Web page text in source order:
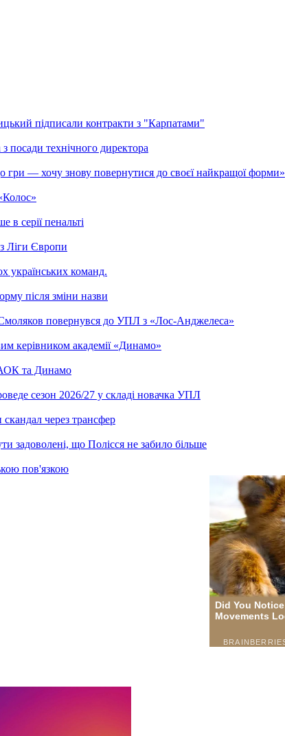
підписали контракти з "Карпатами"
посади технічного директора
— хочу знову повернутися до своєї найкращої форми»
в серії пенальті
Ліги Європи
українських команд.
після зміни назви
повернувся до УПЛ з «Лос-Анджелеса»
керівником академії «Динамо»
та Динамо
сезон 2026/27 у складі новачка УПЛ
через трансфер
задоволені, що Полісся не забило більше
пов'язкою